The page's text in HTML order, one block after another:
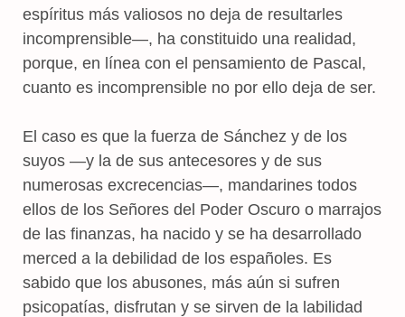
espíritus más valiosos no deja de resultarles
incomprensible—, ha constituido una realidad,
porque, en línea con el pensamiento de Pascal,
cuanto es incomprensible no por ello deja de ser.
El caso es que la fuerza de Sánchez y de los
suyos —y la de sus antecesores y de sus
numerosas excrecencias—, mandarines todos
ellos de los Señores del Poder Oscuro o marrajos
de las finanzas, ha nacido y se ha desarrollado
merced a la debilidad de los españoles. Es
sabido que los abusones, más aún si sufren
psicopatías, disfrutan y se sirven de la labilidad